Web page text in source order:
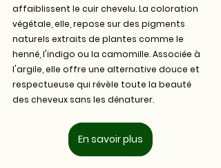
affaiblissent le cuir chevelu. La coloration
végétale, elle, repose sur des pigments
naturels extraits de plantes comme le
henné, l'indigo ou la camomille. Associée à
l'argile, elle offre une alternative douce et
respectueuse qui révèle toute la beauté
des cheveux sans les dénaturer.
En savoir plus